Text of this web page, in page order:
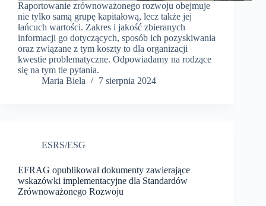
Raportowanie zrównoważonego rozwoju obejmuje
nie tylko samą grupę kapitałową, lecz także jej
łańcuch wartości. Zakres i jakość zbieranych
informacji go dotyczących, sposób ich pozyskiwania
oraz związane z tym koszty to dla organizacji
kwestie problematyczne. Odpowiadamy na rodzące
się na tym tle pytania.
Maria Biela
7 sierpnia 2024
ESRS/ESG
EFRAG opublikował dokumenty zawierające
wskazówki implementacyjne dla Standardów
Zrównoważonego Rozwoju